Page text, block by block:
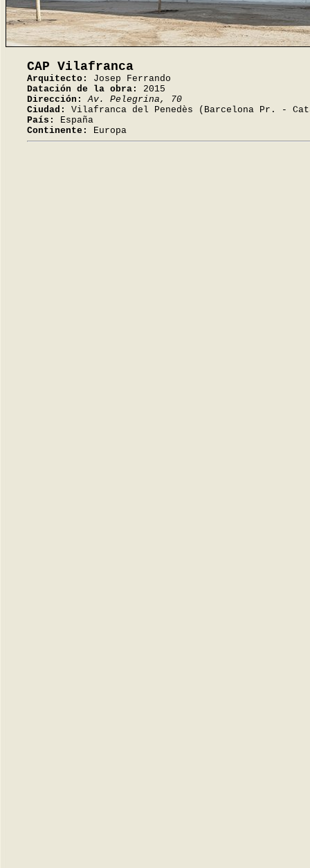
CAP Vilafranca
Arquitecto:
Josep Ferrando
Datación de la obra:
2015
Dirección:
Av. Pelegrina, 70
Ciudad:
Vilafranca del Penedès (Barcelona Pr. -
País:
España
Continente:
Europa